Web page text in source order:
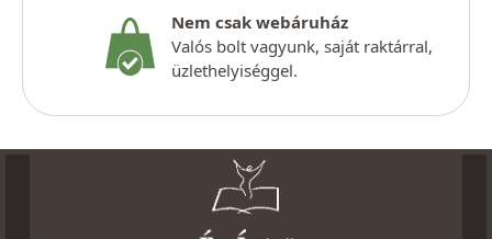
Nem csak webáruház
Valós bolt vagyunk, saját raktárral,
üzlethelyiséggel.